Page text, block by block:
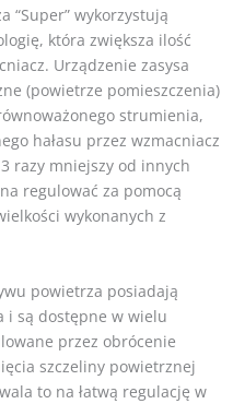
“Super” wykorzystują
która zwiększa ilość
Urządzenie zasysa
(powietrze pomieszczenia)
strumienia,
hałasu przez wzmacniacz
razy mniejszy od innych
regulować za pomocą
wykonanych z
powietrza posiadają
i są dostępne w wielu
przez obrócenie
szczeliny powietrznej
to na łatwą regulację w